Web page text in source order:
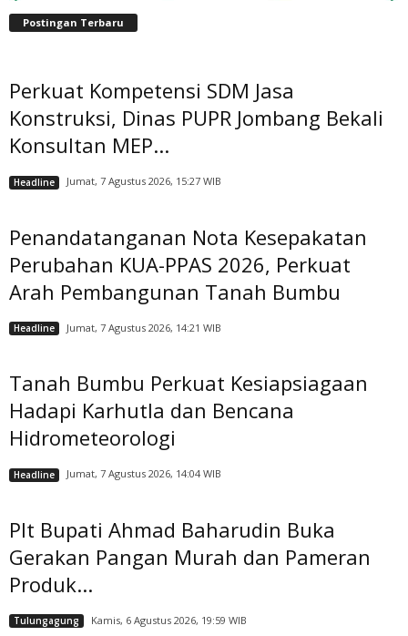
Postingan Terbaru
Perkuat Kompetensi SDM Jasa
Konstruksi, Dinas PUPR Jombang Bekali
Konsultan MEP...
Headline Jumat, 7 Agustus 2026, 15:27 WIB
Penandatanganan Nota Kesepakatan
Perubahan KUA-PPAS 2026, Perkuat
Arah Pembangunan Tanah Bumbu
Headline Jumat, 7 Agustus 2026, 14:21 WIB
Tanah Bumbu Perkuat Kesiapsiagaan
Hadapi Karhutla dan Bencana
Hidrometeorologi
Headline Jumat, 7 Agustus 2026, 14:04 WIB
Plt Bupati Ahmad Baharudin Buka
Gerakan Pangan Murah dan Pameran
Produk...
Tulungagung Kamis, 6 Agustus 2026, 19:59 WIB